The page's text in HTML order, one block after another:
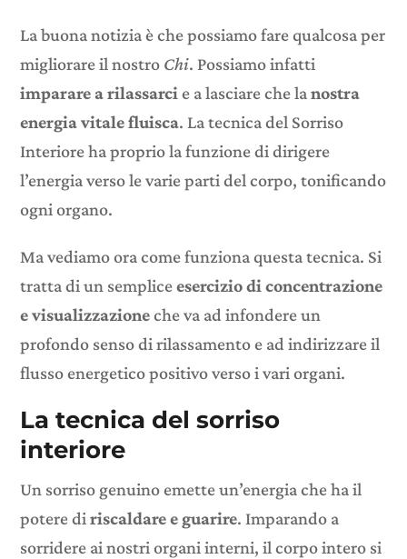
La buona notizia è che possiamo fare qualcosa per
migliorare il nostro Chi. Possiamo infatti
imparare a rilassarci e a lasciare che lanostra
energia vitale fluisca. La tecnica del Sorriso
Interiore ha proprio la funzione di dirigere
l’energia verso le varie parti del corpo, tonificando
ogni organo.
Ma vediamo ora come funziona questa tecnica. Si
tratta di un sempliceesercizio di concentrazione
e visualizzazioneche va ad infondere un
profondo senso di rilassamento e ad indirizzare il
flusso energetico positivo verso i vari organi.
La tecnica del sorriso
interiore
Un sorriso genuino emette un’energia che ha il
potere diriscaldare e guarire. Imparando a
sorridere ai nostri organi interni, il corpo intero si